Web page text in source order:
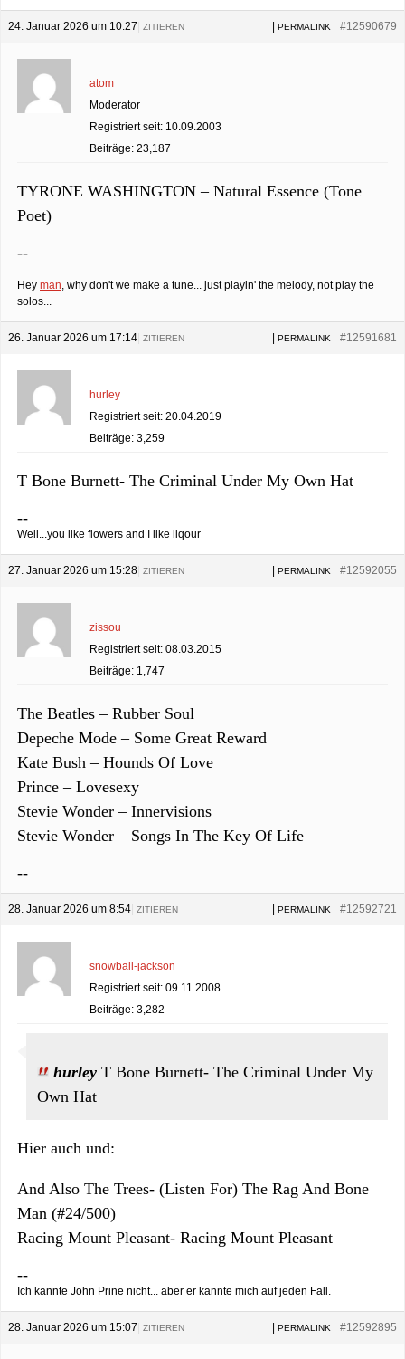
24. Januar 2026 um 10:27 #12590679
PERMALINK
ZITIEREN
atom
Moderator
Registriert seit: 10.09.2003
Beiträge: 23,187
TYRONE WASHINGTON – Natural Essence (Tone
Poet)
--
Hey man, why don't we make a tune... just playin' the melody, not play the
solos...
26. Januar 2026 um 17:14 #12591681
PERMALINK
ZITIEREN
hurley
Registriert seit: 20.04.2019
Beiträge: 3,259
T Bone Burnett- The Criminal Under My Own Hat
--
Well...you like flowers and I like liqour
27. Januar 2026 um 15:28 #12592055
PERMALINK
ZITIEREN
zissou
Registriert seit: 08.03.2015
Beiträge: 1,747
The Beatles – Rubber Soul
Depeche Mode – Some Great Reward
Kate Bush – Hounds Of Love
Prince – Lovesexy
Stevie Wonder – Innervisions
Stevie Wonder – Songs In The Key Of Life
--
28. Januar 2026 um 8:54 #12592721
PERMALINK
ZITIEREN
snowball-jackson
Registriert seit: 09.11.2008
Beiträge: 3,282
hurley T Bone Burnett- The Criminal Under My
Own Hat
Hier auch und:
And Also The Trees- (Listen For) The Rag And Bone
Man (#24/500)
Racing Mount Pleasant- Racing Mount Pleasant
--
Ich kannte John Prine nicht... aber er kannte mich auf jeden Fall.
28. Januar 2026 um 15:07 #12592895
PERMALINK
ZITIEREN